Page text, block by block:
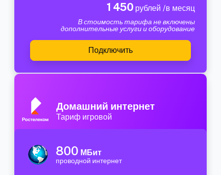
1 450 рублей /в месяц
В стоимость тарифа не включены
дополнительные услуги и оборудование
Подключить
Домашний интернет
Тариф игровой
800 МБит
проводной интернет